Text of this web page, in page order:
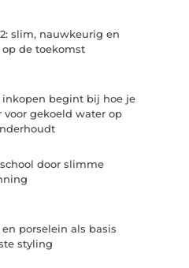
slim, nauwkeurig en
de toekomst
inkopen begint bij hoe je
voor gekoeld water op
door slimme
porselein als basis
styling